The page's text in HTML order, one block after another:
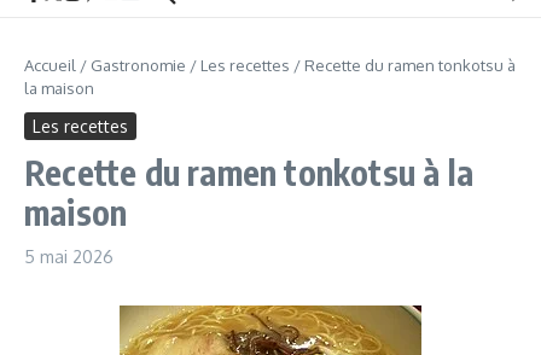
Accueil / Gastronomie / Les recettes / Recette du ramen tonkotsu à
la maison
Les recettes
Recette du ramen tonkotsu à la
maison
5 mai 2026